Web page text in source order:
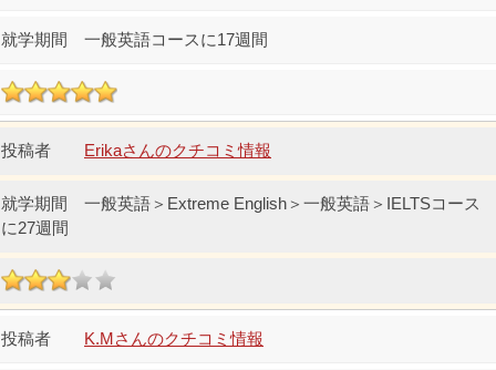
一般英語コースに17週間
Erikaさんのクチコミ情報
一般英語＞Extreme English＞一般英語＞IELTSコース
に27週間
K.Mさんのクチコミ情報